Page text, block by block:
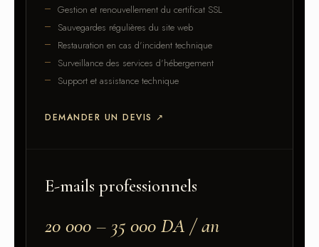
Gestion et renouvellement du certificat SSL
Sauvegardes régulières du site web
Restauration en cas d'incident technique
Surveillance des services d'hébergement
Support et assistance technique
DEMANDER UN DEVIS ↗
E-mails professionnels
20 000 – 35 000 DA / an